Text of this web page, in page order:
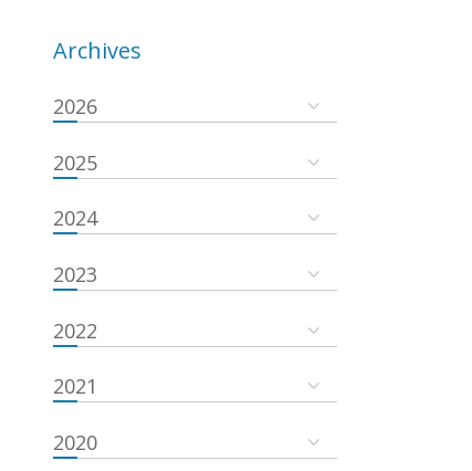
Archives
2026
2025
2024
2023
2022
2021
2020